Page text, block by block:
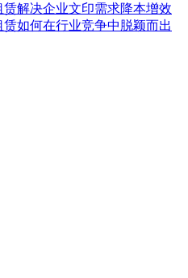
赁解决企业文印需求降本增效
赁如何在行业竞争中脱颖而出